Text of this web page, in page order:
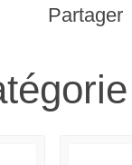
Partager